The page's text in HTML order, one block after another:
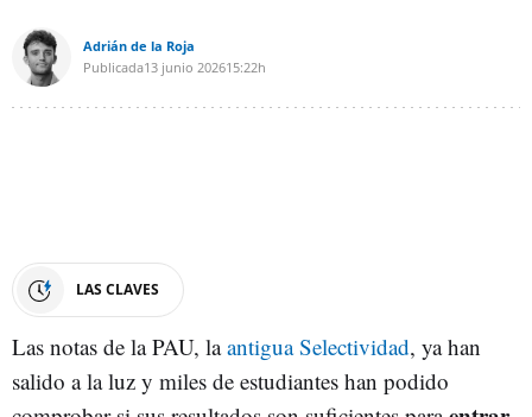
Adrián de la Roja
Publicada13 junio 202615:22h
LAS CLAVES
Las notas de la PAU, laantigua Selectividad, ya han
salido a la luz y miles de estudiantes han podido